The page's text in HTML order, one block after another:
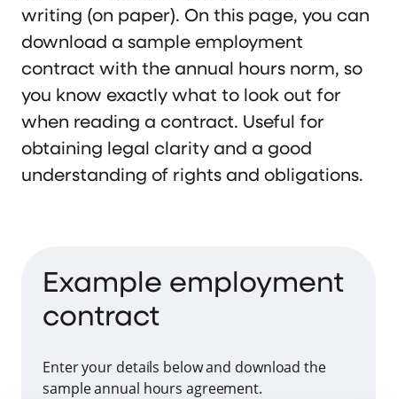
writing (on paper). On this page, you can
download a sample employment
contract with the annual hours norm, so
you know exactly what to look out for
when reading a contract. Useful for
obtaining legal clarity and a good
understanding of rights and obligations.
Example employment
contract
Enter your details below and download the
sample annual hours agreement.